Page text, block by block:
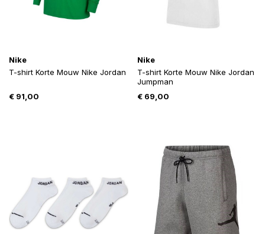
Nike
T-shirt Korte Mouw Nike Jordan
€ 91,00
Nike
T-shirt Korte Mouw Nike Jordan
Jumpman
€69,00